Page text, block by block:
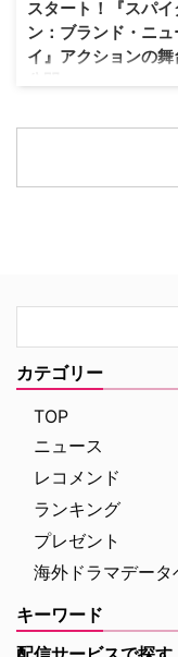
2028年まで続く予定だ
旬に行われるフィールド
ドリームス（映画『フィ
スタート！『スパ
ン：ブランド・ニ
イ』アクションの
マンの新たな物語を描く
パイダーマン：ブランド
ー・デイ』が大ヒット上
の裏側を明かす特別映像
録！ 映画史に残る快挙を
ニー・ピクチャーズ配給
ホランド演じるピーター
ー＝スパイダーマンの新
ド・ニュー・デイ』が大
カテゴリー
TOP
ニュース
レコメンド
ランキング
プレゼント
海外ドラマデータ
キーワード